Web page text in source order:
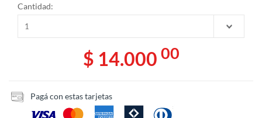
Cantidad:
$ 14.000 00
Pagá con estas tarjetas